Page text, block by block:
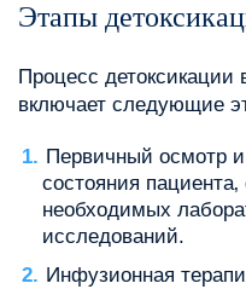
Этапы
Процесс детоксикации
включает следующие
Первичный осмотр и
состояния
необходимых
исследований.
Инфузионная